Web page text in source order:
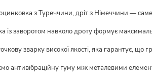
з Туреччини, дріт з Німеччини — саме
із заворотом навколо дроту формує
зварку високої якості, яка гарантує, що
антивібраційну гуму між металевими